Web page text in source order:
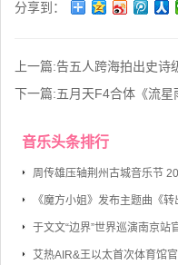
分享到：
上一篇:告五人跨海拍出史诗级视
下一篇:五月天F4合体《流星雨》
音乐头条排行
周传雄压轴荆州古城音乐节
于文文“边界”世界巡演南京
艾热AIR&王以太首次体育馆